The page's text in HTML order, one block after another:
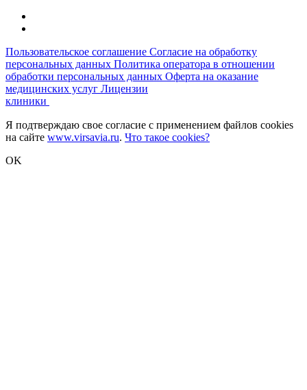
Пользовательское соглашение Согласие на обработку
персональных данных Политика оператора в отношении
обработки персональных данных Оферта на оказание
медицинских услуг Лицензии
клиники
Я подтверждаю свое согласие с применением файлов cookies
на сайте www.virsavia.ru. Что такое cookies?
OK